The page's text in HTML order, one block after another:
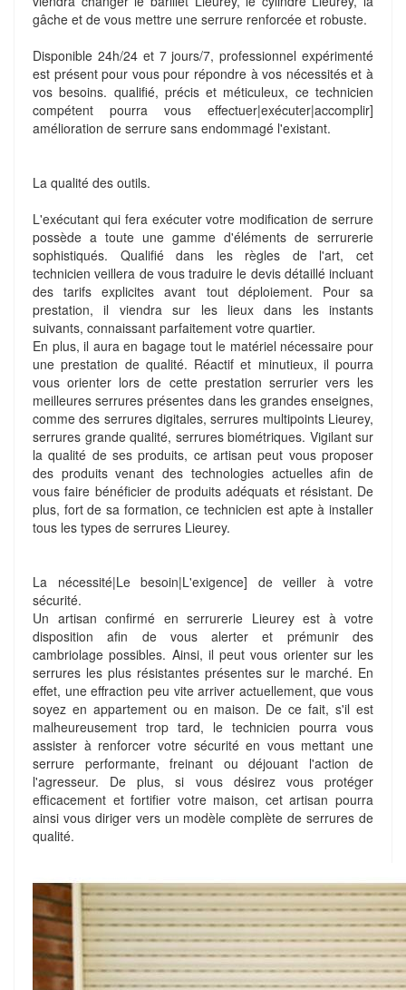
gâche et de vous mettre une serrure renforcée et robuste.
Disponible 24h/24 et 7 jours/7, professionnel expérimenté
est présent pour vous pour répondre à vos nécessités et à
vos besoins. qualifié, précis et méticuleux, ce technicien
compétent pourra vous effectuer|exécuter|accomplir]
amélioration de serrure sans endommagé l'existant.
La qualité des outils.
L'exécutant qui fera exécuter votre modification de serrure
possède a toute une gamme d'éléments de serrurerie
sophistiqués. Qualifié dans les règles de l'art, cet
technicien veillera de vous traduire le devis détaillé incluant
des tarifs explicites avant tout déploiement. Pour sa
prestation, il viendra sur les lieux dans les instants
suivants, connaissant parfaitement votre quartier.
En plus, il aura en bagage tout le matériel nécessaire pour
une prestation de qualité. Réactif et minutieux, il pourra
vous orienter lors de cette prestation serrurier vers les
meilleures serrures présentes dans les grandes enseignes,
comme des serrures digitales, serrures multipoints Lieurey,
serrures grande qualité, serrures biométriques. Vigilant sur
la qualité de ses produits, ce artisan peut vous proposer
des produits venant des technologies actuelles afin de
vous faire bénéficier de produits adéquats et résistant. De
plus, fort de sa formation, ce technicien est apte à installer
tous les types de serrures Lieurey.
La nécessité|Le besoin|L'exigence] de veiller à votre
sécurité.
Un artisan confirmé en serrurerie Lieurey est à votre
disposition afin de vous alerter et prémunir des
cambriolage possibles. Ainsi, il peut vous orienter sur les
serrures les plus résistantes présentes sur le marché. En
effet, une effraction peu vite arriver actuellement, que vous
soyez en appartement ou en maison. De ce fait, s'il est
malheureusement trop tard, le technicien pourra vous
assister à renforcer votre sécurité en vous mettant une
serrure performante, freinant ou déjouant l'action de
l'agresseur. De plus, si vous désirez vous protéger
efficacement et fortifier votre maison, cet artisan pourra
ainsi vous diriger vers un modèle complète de serrures de
qualité.